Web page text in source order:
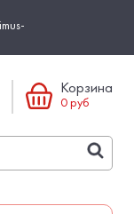
Корзина
0руб